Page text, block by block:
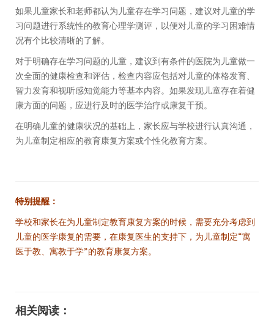
如果儿童家长和老师都认为儿童存在学习问题，建议对儿童的学
习问题进行系统性的教育心理学测评，以便对儿童的学习困难情
况有个比较清晰的了解。
对于明确存在学习问题的儿童，建议到有条件的医院为儿童做一
次全面的健康检查和评估，检查内容应包括对儿童的体格发育、
智力发育和视听感知觉能力等基本内容。如果发现儿童存在着健
康方面的问题，应进行及时的医学治疗或康复干预。
在明确儿童的健康状况的基础上，家长应与学校进行认真沟通，
为儿童制定相应的教育康复方案或个性化教育方案。
特别提醒：
学校和家长在为儿童制定教育康复方案的时候，需要充分考虑到
儿童的医学康复的需要，在康复医生的支持下，为儿童制定“寓
医于教、寓教于学”的教育康复方案。
相关阅读：